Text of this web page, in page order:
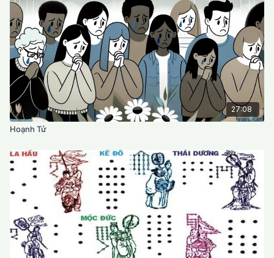
27:08
Hoạnh Tử